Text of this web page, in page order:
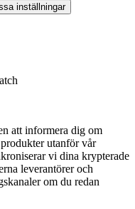
inställningar
att informera dig om
utanför vår
vi dina krypterade
leverantörer och
om du redan